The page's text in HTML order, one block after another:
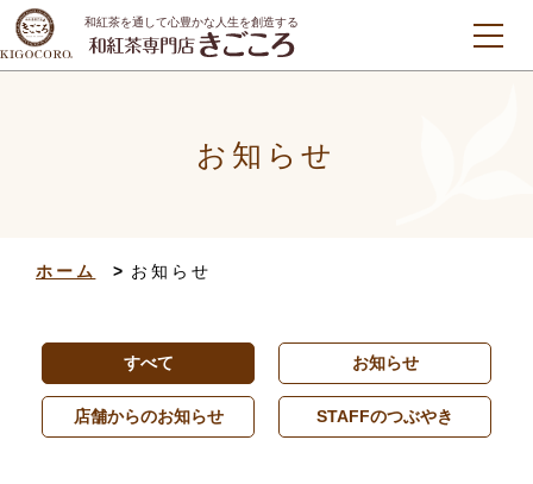
和紅茶を通して心豊かな人生を創造する
ご利用案内
店舗情報
社長ブログ
お問い合わせ
特定商取引法に基づく表記
プライバシーポリシー
International Shipping
お知らせ
ホーム お知らせ
すべて お知らせ
店舗からのお知らせ STAFFのつぶやき